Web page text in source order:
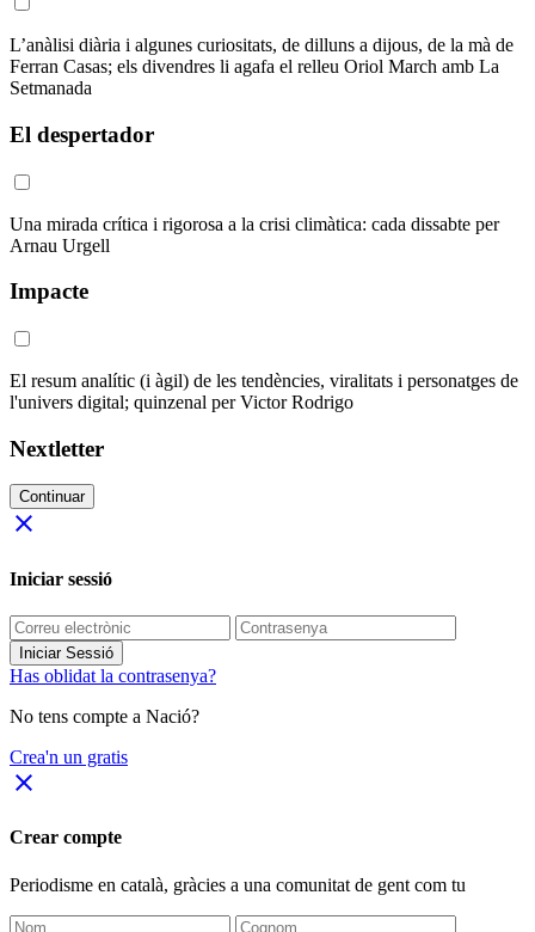
L’anàlisi diària i algunes curiositats, de dilluns a dijous, de la mà de
Ferran Casas; els divendres li agafa el relleu Oriol March amb La
Setmanada
El despertador
Una mirada crítica i rigorosa a la crisi climàtica: cada dissabte per
Arnau Urgell
Impacte
El resum analític (i àgil) de les tendències, viralitats i personatges de
l'univers digital; quinzenal per Victor Rodrigo
Nextletter
Continuar
close
Iniciar sessió
Iniciar Sessió
Has oblidat la contrasenya?
No tens compte a Nació?
Crea'n un gratis
close
Crear compte
Periodisme en català, gràcies a una comunitat de gent com tu